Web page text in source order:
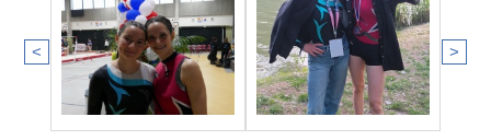
< >